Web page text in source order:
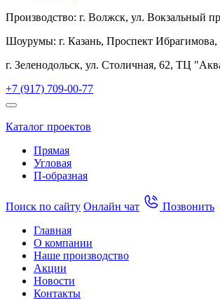
Производство: г. Волжск, ул. Вокзальный
Шоурумы: г. Казань, Проспект
г. Зеленодольск, ул. Столичная, 62, ТЦ
+7 (917) 709-00-77
Каталог проектов
Прямая
Угловая
П-образная
Поиск по сайту Онлайн чат
Позвонить
Главная
О компании
Наше производство
Акции
Новости
Контакты